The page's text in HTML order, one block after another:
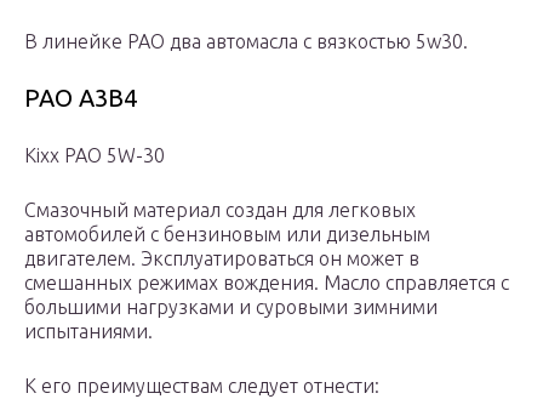
В линейке РАО два автомасла с вязкостью 5w30.
РАО А3В4
Kixx PAO 5W-30
Смазочный материал создан для легковых
автомобилей с бензиновым или дизельным
двигателем. Эксплуатироваться он может в
смешанных режимах вождения. Масло справляется с
большими нагрузками и суровыми зимними
испытаниями.
К его преимуществам следует отнести: